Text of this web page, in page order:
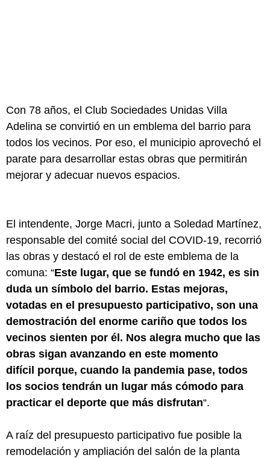
Con 78 años, el Club Sociedades Unidas Villa
Adelina se convirtió en un emblema del barrio para
todos los vecinos. Por eso, el municipio aprovechó el
parate para desarrollar estas obras que permitirán
mejorar y adecuar nuevos espacios.
El intendente, Jorge Macri, junto a Soledad Martínez,
responsable del comité social del COVID-19, recorrió
las obras y destacó el rol de este emblema de la
comuna: “Este lugar, que se fundó en 1942, es sin
duda un símbolo del barrio. Estas mejoras,
votadas en el presupuesto participativo, son una
demostración del enorme cariño que todos los
vecinos sienten por él. Nos alegra mucho que las
obras sigan avanzando en este momento
difícil porque, cuando la pandemia pase, todos
los socios tendrán un lugar más cómodo para
practicar el deporte que más disfrutan“.
A raíz del presupuesto participativo fue posible la
remodelación y ampliación del salón de la planta